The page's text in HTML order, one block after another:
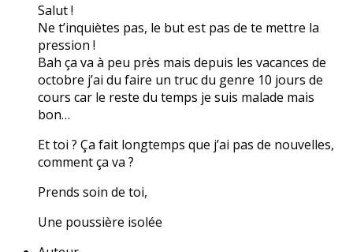
Salut !
Ne t’inquiètes pas, le but est pas de te mettre la
pression !
Bah ça va à peu près mais depuis les vacances de
octobre j’ai du faire un truc du genre 10 jours de
cours car le reste du temps je suis malade mais
bon…
Et toi ? Ça fait longtemps que j’ai pas de nouvelles,
comment ça va ?
Prends soin de toi,
Une poussière isolée